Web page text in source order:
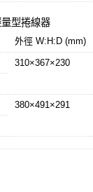
型捲線器
外徑 W:H:D (mm)
310×367×230
380×491×291